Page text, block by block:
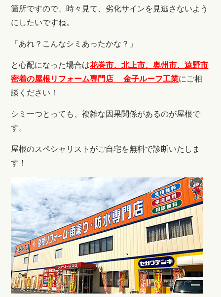
箇所ですので、時々見て、劣化サインを見逃さないよう
にしたいですね。
「あれ？こんなシミあったかな？」
と心配になった場合は花巻市、北上市、奥州市、遠野市
密着の屋根リフォーム専門店 金子ルーフ工業にご相
談ください！
シミ一つとっても、複雑な因果関係があるのが屋根で
す。
屋根のスペシャリストがご自宅を無料で診断いたしま
す！